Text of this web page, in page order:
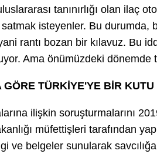
tanınırlığı olan ilaç
satmak isteyenler. Bu
rantı bozan bir kılavuz. Bu
Ama önümüzdeki dönemde
TÜRKİYE'YE BİR
ilişkin soruşturmalarını
müfettişleri tarafından
ve belgeler sunularak